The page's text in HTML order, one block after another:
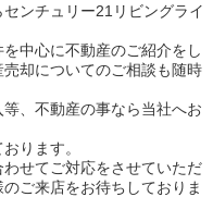
ンチュリー21リビングライ
中心に不動産のご紹介をし
却についてのご相談も随時
、不動産の事なら当社へお
ります。
せてご対応をさせていただ
ご来店をお待ちしておりま